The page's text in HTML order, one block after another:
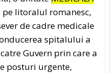
litoralul romanesc,
de cadre medicale
spitalului a
Guvern prin care a
posturi urgente,